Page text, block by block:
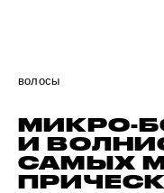
волосы
МИКРО-
И
САМЫХ